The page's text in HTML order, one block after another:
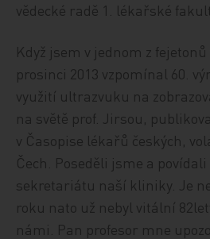
vědecké radě 1. lékařské
Když jsem v jednom z
prosinci 2013 vzpomínal 60.
využití ultrazvuku na
na světě prof. Jirsou,
v Časopise lékařů českých,
Čech. Poseděli jsme a
sekretariátu naší kliniky. Je
roku nato už nebyl vitální
námi. Pan profesor mne